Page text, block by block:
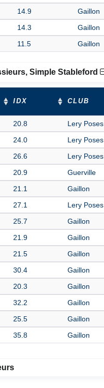
14.9 Gaillon
14.3 Gaillon
11.5 Gaillon
Simple Stableford
IDX CLUB
20.8 Lery Poses
24.0 Lery Poses
26.6 Lery Poses
20.9 Guerville
21.1 Gaillon
27.1 Lery Poses
25.7 Gaillon
21.9 Gaillon
21.5 Gaillon
30.4 Gaillon
20.3 Gaillon
32.2 Gaillon
25.5 Gaillon
35.8 Gaillon